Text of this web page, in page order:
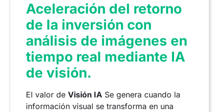
Aceleración del retorno
de la inversión con
análisis de imágenes en
tiempo real mediante IA
de visión.
El valor de Visión IA Se genera cuando la
información visual se transforma en una